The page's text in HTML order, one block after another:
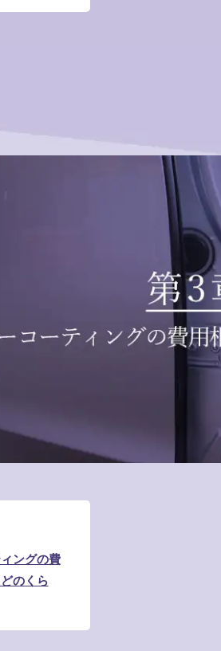
ングの費
のくら